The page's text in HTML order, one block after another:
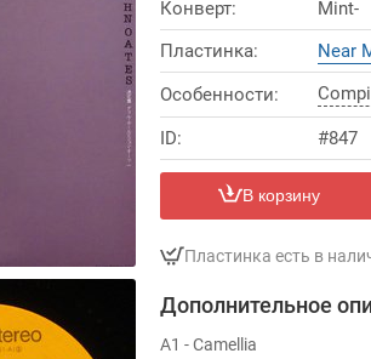
Конверт:
Mint-
Пластинка:
Near
Особенности:
ID: #847
В корзину
Пластинка есть в
Дополнительное
A1 - Camellia